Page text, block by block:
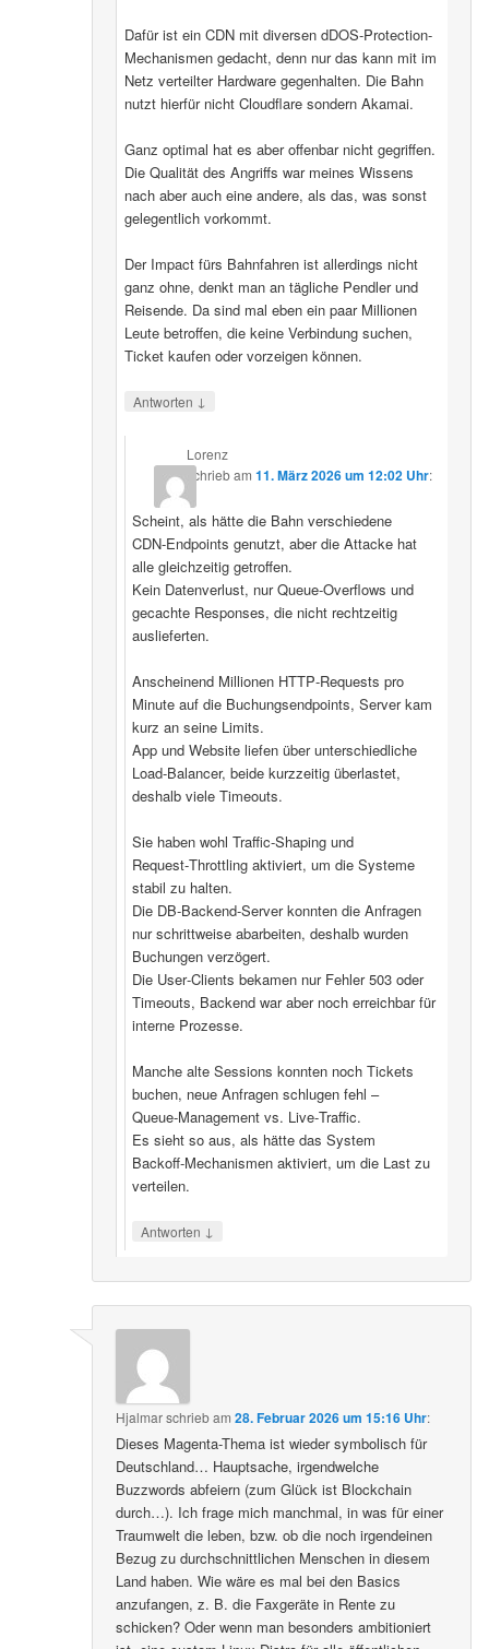
Dafür ist ein CDN mit diversen dDOS-Protection-
Mechanismen gedacht, denn nur das kann mit im
Netz verteilter Hardware gegenhalten. Die Bahn
nutzt hierfür nicht Cloudflare sondern Akamai.
Ganz optimal hat es aber offenbar nicht gegriffen.
Die Qualität des Angriffs war meines Wissens
nach aber auch eine andere, als das, was sonst
gelegentlich vorkommt.
Der Impact fürs Bahnfahren ist allerdings nicht
ganz ohne, denkt man an tägliche Pendler und
Reisende. Da sind mal eben ein paar Millionen
Leute betroffen, die keine Verbindung suchen,
Ticket kaufen oder vorzeigen können.
Antworten ↓
Lorenz
schriebam11. März 2026 um 12:02 Uhr:
Scheint, als hätte die Bahn verschiedene
CDN‑Endpoints genutzt, aber die Attacke hat
alle gleichzeitig getroffen.
Kein Datenverlust, nur Queue‑Overflows und
gecachte Responses, die nicht rechtzeitig
auslieferten.
Anscheinend Millionen HTTP‑Requests pro
Minute auf die Buchungsendpoints, Server kam
kurz an seine Limits.
App und Website liefen über unterschiedliche
Load‑Balancer, beide kurzzeitig überlastet,
deshalb viele Timeouts.
Sie haben wohl Traffic‑Shaping und
Request‑Throttling aktiviert, um die Systeme
stabil zu halten.
Die DB‑Backend-Server konnten die Anfragen
nur schrittweise abarbeiten, deshalb wurden
Buchungen verzögert.
Die User‑Clients bekamen nur Fehler 503 oder
Timeouts, Backend war aber noch erreichbar für
interne Prozesse.
Manche alte Sessions konnten noch Tickets
buchen, neue Anfragen schlugen fehl –
Queue‑Management vs. Live‑Traffic.
Es sieht so aus, als hätte das System
Backoff‑Mechanismen aktiviert, um die Last zu
verteilen.
Antworten ↓
Hjalmarschriebam28. Februar 2026 um 15:16 Uhr:
Dieses Magenta-Thema ist wieder symbolisch für
Deutschland… Hauptsache, irgendwelche
Buzzwords abfeiern (zum Glück ist Blockchain
durch…). Ich frage mich manchmal, in was für einer
Traumwelt die leben, bzw. ob die noch irgendeinen
Bezug zu durchschnittlichen Menschen in diesem
Land haben. Wie wäre es mal bei den Basics
anzufangen, z. B. die Faxgeräte in Rente zu
schicken? Oder wenn man besonders ambitioniert